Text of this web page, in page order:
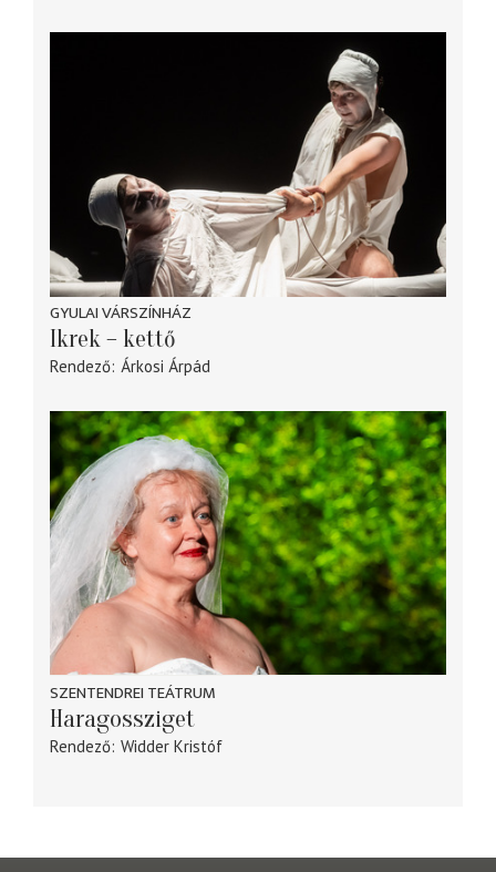
GYULAI VÁRSZÍNHÁZ
Ikrek – kettő
Rendező Árkosi Árpád
SZENTENDREI TEÁTRUM
Haragossziget
Rendező Widder Kristóf